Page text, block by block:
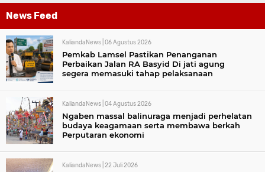
News Feed
KaliandaNews | 06 Agustus 2026
Pemkab Lamsel Pastikan Penanganan
Perbaikan Jalan RA Basyid Di jati agung
segera memasuki tahap pelaksanaan
KaliandaNews | 04 Agustus 2026
Ngaben massal balinuraga menjadi perhelatan
budaya keagamaan serta membawa berkah
Perputaran ekonomi
KaliandaNews | 22 Juli 2026